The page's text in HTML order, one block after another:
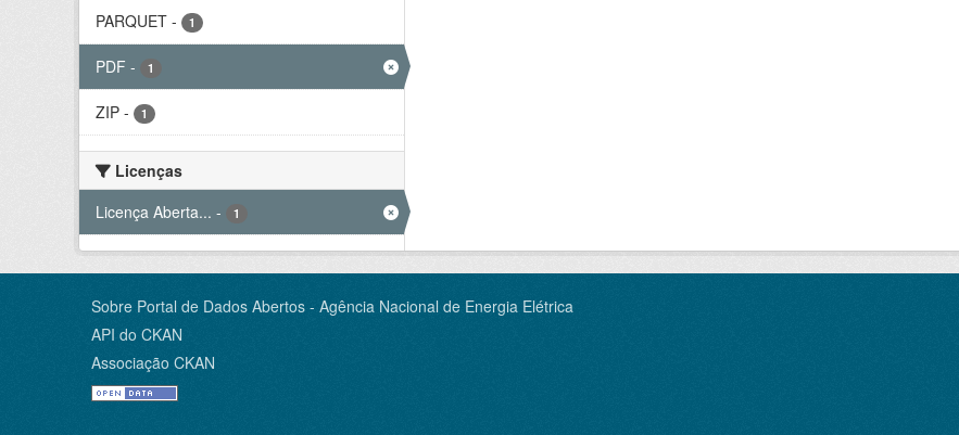
PARQUET - 1
PDF - 1
ZIP - 1
Licenças
Licença Aberta... - 1
Sobre Portal de Dados Abertos - Agência Nacional de Energia Elétrica
API do CKAN
Associação CKAN